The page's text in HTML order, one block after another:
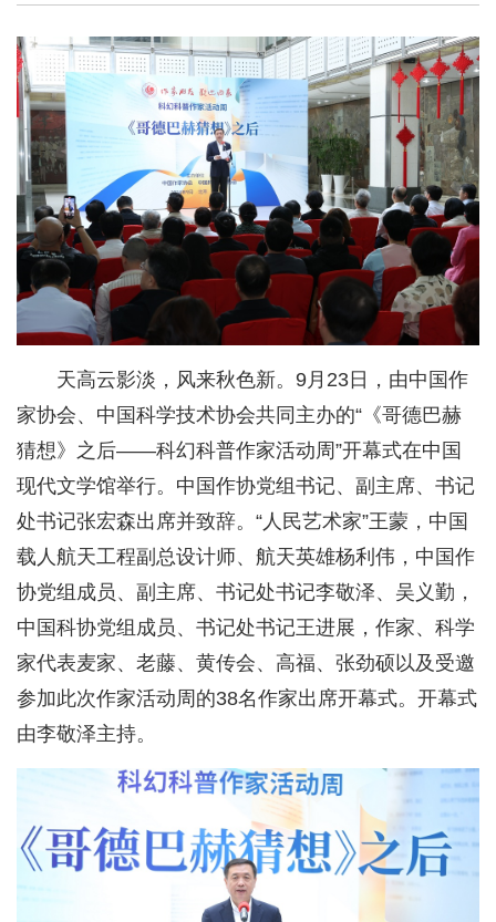
天高云影淡，风来秋色新。9月23日，由中国作
家协会、中国科学技术协会共同主办的“《哥德巴赫
猜想》之后——科幻科普作家活动周”开幕式在中国
现代文学馆举行。中国作协党组书记、副主席、书记
处书记张宏森出席并致辞。“人民艺术家”王蒙，中国
载人航天工程副总设计师、航天英雄杨利伟，中国作
协党组成员、副主席、书记处书记李敬泽、吴义勤，
中国科协党组成员、书记处书记王进展，作家、科学
家代表麦家、老藤、黄传会、高福、张劲硕以及受邀
参加此次作家活动周的38名作家出席开幕式。开幕式
由李敬泽主持。